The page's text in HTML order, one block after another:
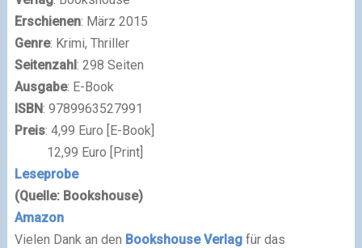
Erschienen: März 2015
Genre: Krimi, Thriller
Seitenzahl: 298 Seiten
Ausgabe: E-Book
ISBN: 9789963527991
Preis: 4,99 Euro [E-Book]
12,99 Euro [Print]
Leseprobe
(Quelle: Bookshouse)
Amazon
Vielen Dank an den Bookshouse Verlagfür das